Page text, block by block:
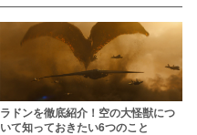
ラドンを徹底紹介！空の大怪獣につ
いて知っておきたい6つのこと